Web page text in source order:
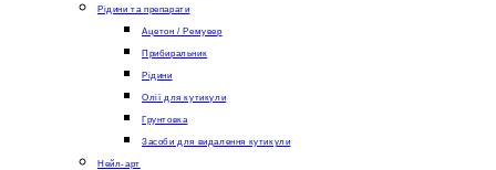
Рідини та препарати
Ацетон / Ремувер
Прибиральник
Рідини
Олії для кутикули
Грунтовка
Засоби для видалення кутикули
Нейл-арт